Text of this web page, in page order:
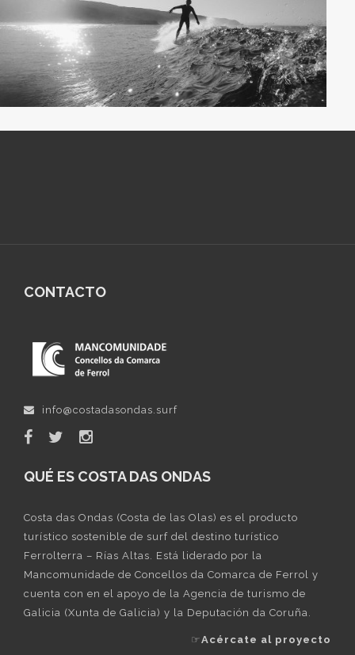
CONTACTO
info@costadasondas.surf
QUÉ ES COSTA DAS ONDAS
Costa das Ondas (Costa de las Olas) es el producto
turístico sostenible de surf del destino turístico
Ferrolterra – Rías Altas. Está liderado por la
Mancomunidade de Concellos da Comarca de Ferrol y
cuenta con en el apoyo de la Agencia de turismo de
Galicia (Xunta de Galicia) y la Deputación da Coruña.
☞Acércate al proyecto